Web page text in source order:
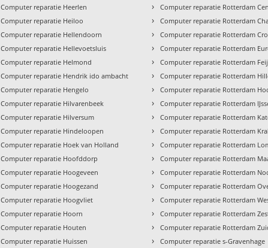
Computer reparatie Heerlen
Computer reparatie Heiloo
Computer reparatie Hellendoorn
Computer reparatie Hellevoetsluis
Computer reparatie Helmond
Computer reparatie Hendrik ido ambacht
Computer reparatie Hengelo
Computer reparatie Hilvarenbeek
Computer reparatie Hilversum
Computer reparatie Hindeloopen
Computer reparatie Hoek van Holland
Computer reparatie Hoofddorp
Computer reparatie Hoogeveen
Computer reparatie Hoogezand
Computer reparatie Hoogvliet
Computer reparatie Hoorn
Computer reparatie Houten
Computer reparatie Huissen
› Computer reparatie Rotterdam
› Computer reparatie Rotterdam
› Computer reparatie Rotterdam
› Computer reparatie Rotterdam
› Computer reparatie Rotterdam
› Computer reparatie Rotterdam
› Computer reparatie Rotterdam
› Computer reparatie Rotterdam
› Computer reparatie Rotterdam
› Computer reparatie Rotterdam
› Computer reparatie Rotterdam
› Computer reparatie Rotterdam
› Computer reparatie Rotterdam
› Computer reparatie Rotterdam
› Computer reparatie Rotterdam
› Computer reparatie Rotterdam
› Computer reparatie Rotterdam
› Computer reparatie s-Gravenhage